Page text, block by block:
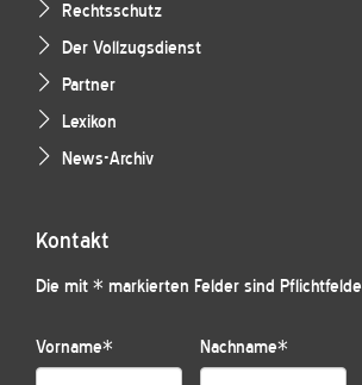
Rechtsschutz
Der Vollzugsdienst
Partner
Lexikon
News-Archiv
Kontakt
Die mit * markierten Felder sind
Vorname* Nachname*